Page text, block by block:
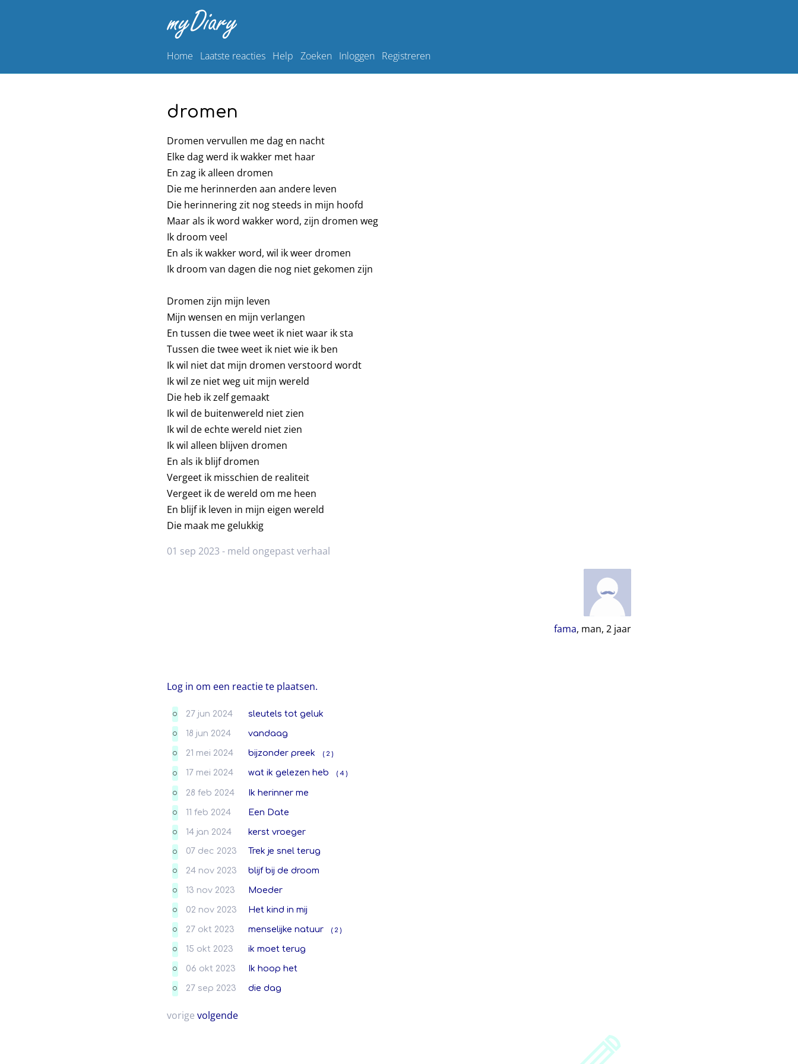
Home Laatste reacties Help Zoeken Inloggen Registreren
dromen
Dromen vervullen me dag en nacht
Elke dag werd ik wakker met haar
En zag ik alleen dromen
Die me herinnerden aan andere leven
Die herinnering zit nog steeds in mijn hoofd
Maar als ik word wakker word, zijn dromen weg
Ik droom veel
En als ik wakker word, wil ik weer dromen
Ik droom van dagen die nog niet gekomen zijn
Dromen zijn mijn leven
Mijn wensen en mijn verlangen
En tussen die twee weet ik niet waar ik sta
Tussen die twee weet ik niet wie ik ben
Ik wil niet dat mijn dromen verstoord wordt
Ik wil ze niet weg uit mijn wereld
Die heb ik zelf gemaakt
Ik wil de buitenwereld niet zien
Ik wil de echte wereld niet zien
Ik wil alleen blijven dromen
En als ik blijf dromen
Vergeet ik misschien de realiteit
Vergeet ik de wereld om me heen
En blijf ik leven in mijn eigen wereld
Die maak me gelukkig
01 sep 2023 - meld ongepast verhaal
fama, man, 2 jaar
Log in om een reactie te plaatsen.
O 27 jun 2024 sleutels tot geluk
O 18 jun 2024 vandaag
O 21 mei 2024 bijzonder preek ( 2 )
O 17 mei 2024 wat ik gelezen heb ( 4 )
O 28 feb 2024 Ik herinner me
O 11 feb 2024 Een Date
O 14 jan 2024 kerst vroeger
O 07 dec 2023 Trek je snel terug
O 24 nov 2023 blijf bij de droom
O 13 nov 2023 Moeder
O 02 nov 2023 Het kind in mij
O 27 okt 2023 menselijke natuur ( 2 )
O 15 okt 2023 ik moet terug
O 06 okt 2023 Ik hoop het
O 27 sep 2023 die dag
vorige volgende